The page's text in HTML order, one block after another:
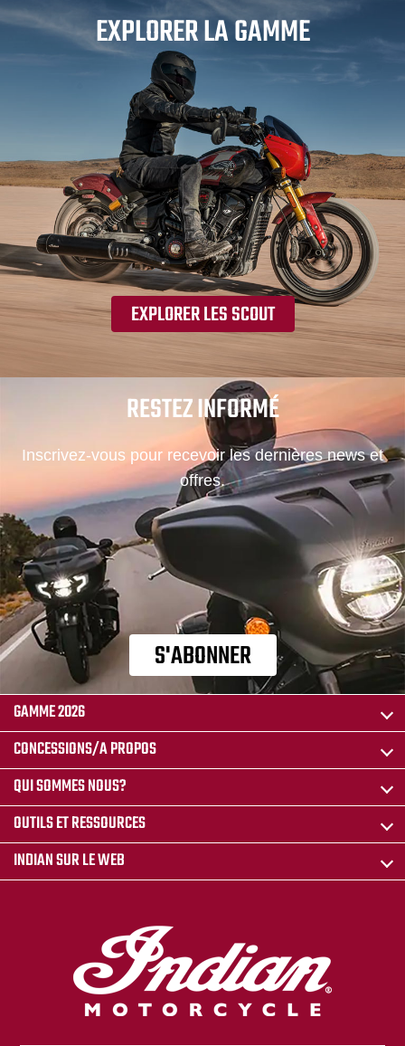
EXPLORER LA GAMME
EXPLORER LES SCOUT
RESTEZ INFORMÉ
Inscrivez-vous pour recevoir les dernières news et
offres.
S'ABONNER
GAMME 2026
CONCESSIONS/A PROPOS
QUI SOMMES NOUS?
OUTILS ET RESSOURCES
INDIAN SUR LE WEB